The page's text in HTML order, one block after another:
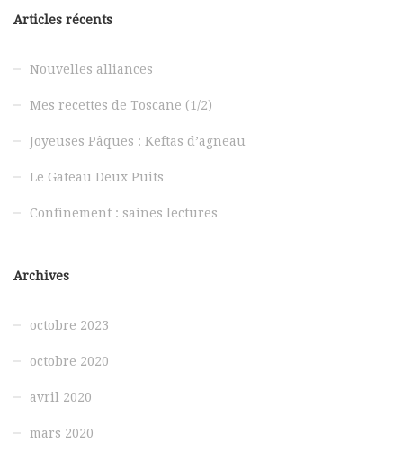
Articles récents
Nouvelles alliances
Mes recettes de Toscane (1/2)
Joyeuses Pâques : Keftas d’agneau
Le Gateau Deux Puits
Confinement : saines lectures
Archives
octobre 2023
octobre 2020
avril 2020
mars 2020